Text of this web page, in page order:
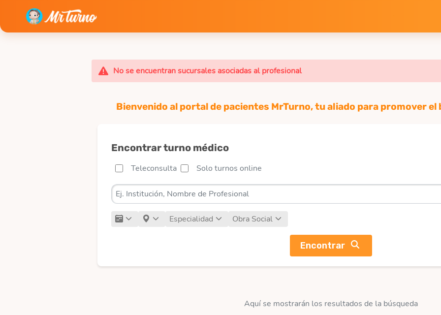
No se encuentran sucursales asociadas al profesional
Bienvenido al portal de pacientes MrTurno, tu aliado para promover
Encontrar turno médico
Teleconsulta Solo turnos online
Especialidad Obra Social
Encontrar
Aquí se mostrarán los resultados de la búsqueda